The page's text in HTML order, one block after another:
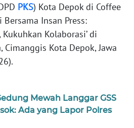
PKS) Kota Depok di Coffee
Bersama Insan Press:
Kolaborasi’ di
Cimanggis Kota Depok, Jawa
Mewah Langgar GSS
Ada yang Lapor Polres